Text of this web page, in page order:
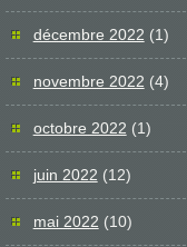
décembre 2022 (1)
novembre 2022 (4)
octobre 2022 (1)
juin 2022 (12)
mai 2022 (10)